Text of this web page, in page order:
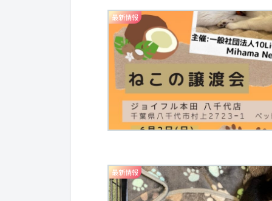
最新情報
最新情報